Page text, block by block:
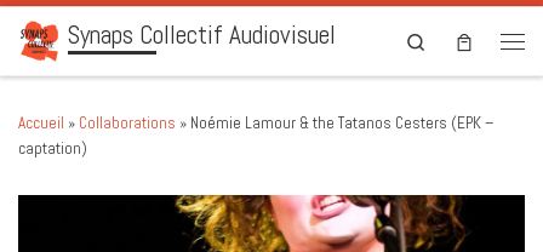
Skip to content
Synaps Collectif Audiovisuel
Search
Accueil » Collaborations » Noémie Lamour & the Tatanos Cesters (EPK –
captation)